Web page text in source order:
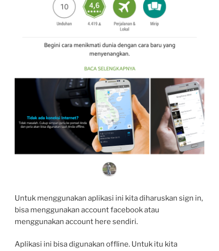
Untuk menggunakan aplikasi ini kita diharuskan sign in,
bisa menggunakan account facebook atau
menggunakan account here sendiri.
Aplikasi ini bisa digunakan offline. Untuk itu kita